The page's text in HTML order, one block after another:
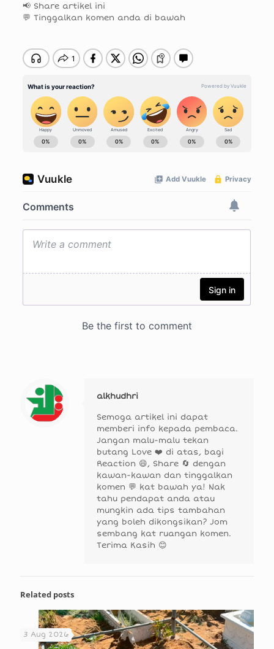
📢 Share artikel ini
💬 Tinggalkan komen anda di bawah
alkhudhri
Semoga artikel ini dapat
memberi info kepada pembaca.
Jangan malu-malu tekan
butang Love ❤️ di atas, bagi
Reaction 😄, Share 🔄 dengan
kawan-kawan dan tinggalkan
komen 💬 kat bawah ya! Nak
tahu pendapat anda atau
mungkin ada tips tambahan
yang boleh dikongsikan? Jom
sembang kat ruangan komen.
Terima Kasih 😊
Related posts
3 Aug 2026